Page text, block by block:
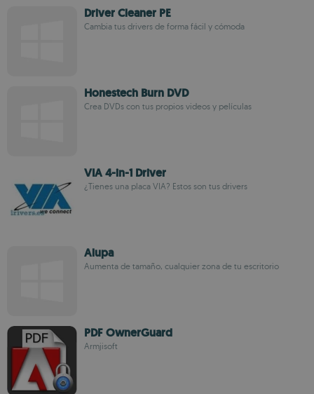
Driver Cleaner PE
Cambia tus drivers de forma fácil y cómoda
Honestech Burn DVD
Crea DVDs con tus propios videos y películas
VIA 4-in-1 Driver
¿Tienes una placa VIA? Estos son tus drivers
Alupa
Aumenta de tamaño, cualquier zona de tu escritorio
PDF OwnerGuard
Armjisoft